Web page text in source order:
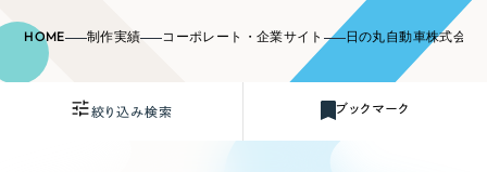
お役立ち情報
リーピーが選ばれる理由
HOME 制作実績 コーポレート・企業サイト 日の丸自動車株式会社
絞り込み検索 ブックマーク